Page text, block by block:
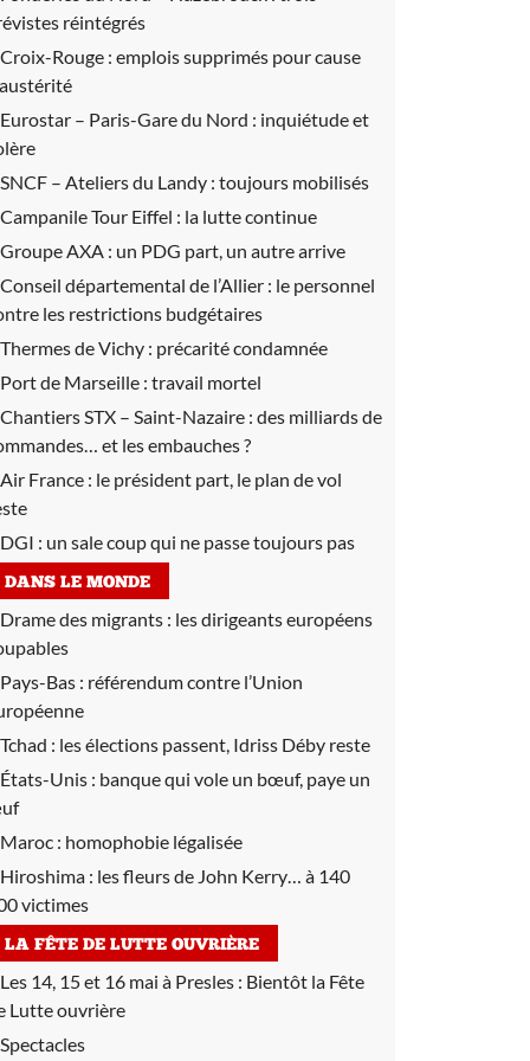
réintégrés
Croix-Rouge : emplois supprimés pour cause
Eurostar – Paris-Gare du Nord : inquiétude et
SNCF – Ateliers du Landy : toujours mobilisés
Campanile Tour Eiffel : la lutte continue
Groupe AXA : un PDG part, un autre arrive
Conseil départemental de l’Allier : le personnel
les restrictions budgétaires
Thermes de Vichy : précarité condamnée
Port de Marseille : travail mortel
Chantiers STX – Saint-Nazaire : des milliards de
et les embauches ?
Air France : le président part, le plan de vol
DGI : un sale coup qui ne passe toujours pas
DANS LE MONDE
Drame des migrants : les dirigeants européens
Pays-Bas : référendum contre l’Union
Tchad : les élections passent, Idriss Déby reste
États-Unis : banque qui vole un bœuf, paye un
Maroc : homophobie légalisée
Hiroshima : les fleurs de John Kerry… à 140
victimes
LA FÊTE DE LUTTE OUVRIÈRE
Les 14, 15 et 16 mai à Presles : Bientôt la Fête
Lutte ouvrière
Spectacles